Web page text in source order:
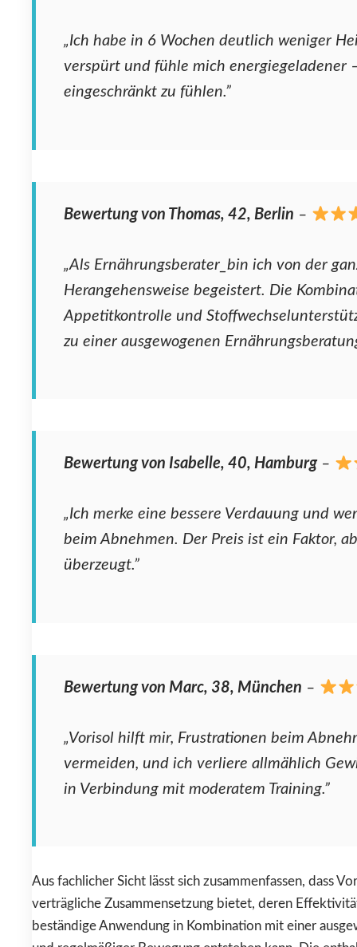
„Ich habe in 6 Wochen deutlich weniger
verspürt und fühle mich energiegeladener
eingeschränkt zu fühlen.”
Bewertung von Thomas, 42, Berlin –
„Als Ernährungsberater_bin ich von der
Herangehensweise begeistert. Die
Appetitkontrolle und
zu einer ausgewogenen
Bewertung von Isabelle, 40, Hamburg–
„Ich merke eine bessere Verdauung und
beim Abnehmen. Der Preis ist ein Faktor,
überzeugt.”
Bewertung von Marc, 38, München –
„Vorisol hilft mir, Frustrationen beim
vermeiden, und ich verliere allmählich
in Verbindung mit moderatem Training.”
Aus fachlicher Sicht lässt sich zusammenfassen, dass
verträgliche Zusammensetzung bietet, deren
beständige Anwendung in Kombination mit einer